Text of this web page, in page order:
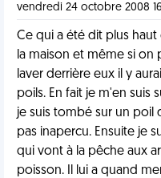
vendredi 24 octobre 2008
Ce qui a été dit plus haut
la maison et même si on
laver derrière eux il y
poils. En fait je m'en
je suis tombé sur un poil
pas inapercu. Ensuite je
qui vont à la pêche aux
poisson. Il lui a quand